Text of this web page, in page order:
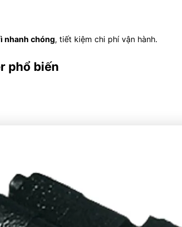
nhanh chóng, tiết kiệm chi phí vận hành.
phổ biến